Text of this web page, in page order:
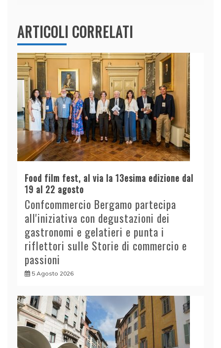
ARTICOLI CORRELATI
Food film fest, al via la 13esima edizione dal
19 al 22 agosto
Confcommercio Bergamo partecipa
all'iniziativa con degustazioni dei
gastronomi e gelatieri e punta i
riflettori sulle Storie di commercio e
passioni
5 Agosto 2026